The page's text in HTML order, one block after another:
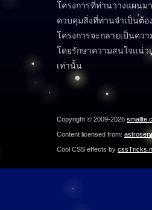
โครงการที่ท่านวางแผนม
ควบคุมสิ่งที่ท่านจำเป็นต้อ
โครงการจะกลายเป็นคว
โดยรักษาความสนใจแน่
เท่านั้น
Copyright © 2009-2026
Content licensed from:
Cool CSS effects by